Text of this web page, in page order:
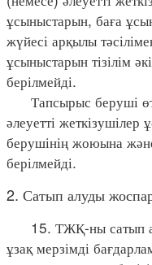
ұсыныстарын, баға
жүйесі арқылы
ұсыныстарын тізілім
берілмейді.
Тапсырыс беруші
әлеуетті
берушінің жоюына
берілмейді.
2. Сатып алуды
15. ТЖҚ-ны сатып
ұзақ мерзімді